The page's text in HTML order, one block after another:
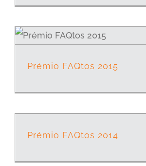
Prémio FAQtos 2015
Prémio FAQtos 2014